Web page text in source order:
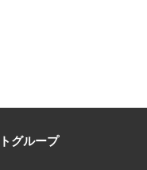
グループ